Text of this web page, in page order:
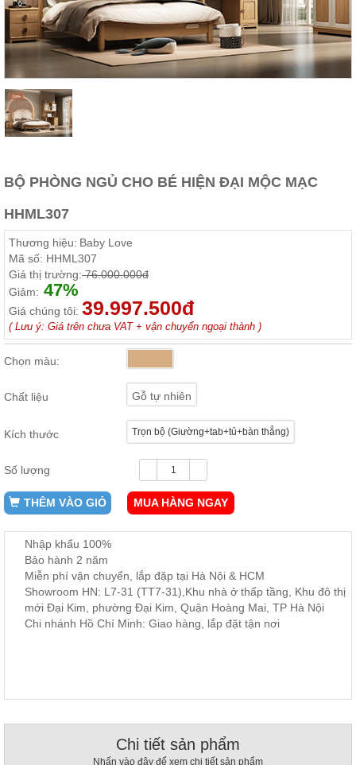
Thất
Phòng
Khách
Bàn
trà...
Nội
Phòng
Ngủ
ngủ, tủ
áo, bàn
trang
điểm
Nội
Phòng
Ăn
ăn,
kệ
Công,
Vườn
Phụ
Cây
, đồ
BỘ PHÒNG NGỦ CHO BÉ HIỆN ĐẠI MỘC MẠC
HHML307
Thương hiệu: Baby Love
Mã số: HHML307
Giá thị trường:76.000.000đ
Giảm: 47%
Giá chúng tôi: 39.997.500đ
( Lưu ý: Giá trên chưa VAT + vận chuyển ngoại thành )
Chọn màu:
Chất liệu Gỗ tự nhiên
Kích thước Trọn bộ (Giường+tab+tủ+bàn thẳng)
Số lượng
THÊM VÀO GIỎ MUA HÀNG NGAY
Nhập khẩu 100%
Bảo hành 2 năm
Miễn phí vận chuyển, lắp đặp tại Hà Nội & HCM
Showroom HN: L7-31 (TT7-31),Khu nhà ở thấp tầng, Khu đô thị
mới Đại Kim, phường Đại Kim, Quận Hoàng Mai, TP Hà Nội
Chi nhánh Hồ Chí Minh: Giao hàng, lắp đặt tận nơi
Chi tiết sản phẩm
Nhấn vào đây để xem chi tiết sản phẩm